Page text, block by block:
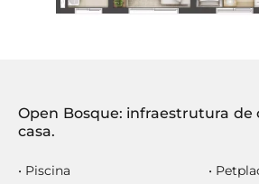
Open Bosque: infraestrutura de
casa.
• Piscina
•